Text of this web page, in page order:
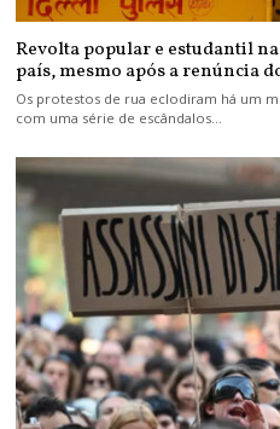
Revolta popular e estudantil
país, mesmo após a renúncia
Os protestos de rua eclodiram há um
com uma série de escândalos…